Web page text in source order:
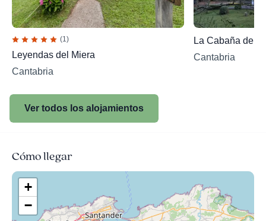
(1)
Leyendas del Miera
Cantabria
La Cabaña del
Cantabria
Ver todos los alojamientos
Cómo llegar
+
−